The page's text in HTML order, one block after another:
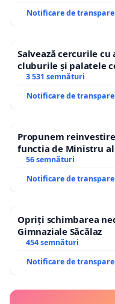
Notificare de
Salvează cercurile
cluburile și palatele
3 531 semnături
Notificare de
Propunem
functia de Ministru
56 semnături
Notificare de
Opriți schimbarea
Gimnaziale Săcălaz
454 semnături
Notificare de